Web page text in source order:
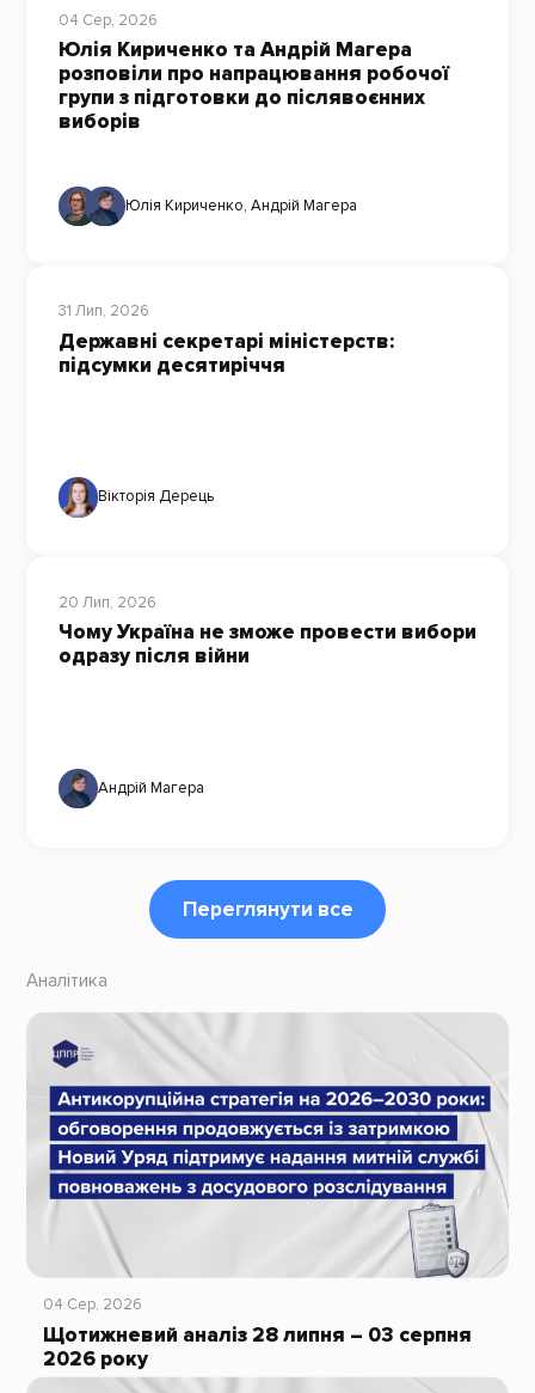
04 Сер, 2026
Юлія Кириченко та Андрій Магера
розповіли про напрацювання робочої
групи з підготовки до післявоєнних
виборів
Юлія Кириченко, Андрій Магера
31 Лип, 2026
Державні секретарі міністерств:
підсумки десятиріччя
Вікторія Дерець
20 Лип, 2026
Чому Україна не зможе провести вибори
одразу після війни
Андрій Магера
Переглянути все
Аналітика
04 Сер, 2026
Щотижневий аналіз 28 липня – 03 серпня
2026 року